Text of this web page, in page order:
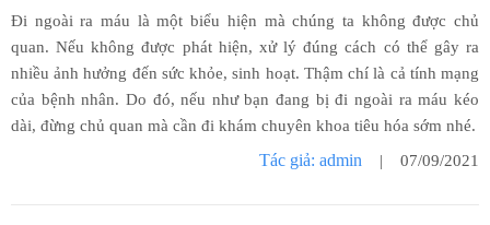
Đi ngoài ra máu là một biểu hiện mà chúng ta không được chủ
quan. Nếu không được phát hiện, xử lý đúng cách có thể gây ra
nhiều ảnh hưởng đến sức khỏe, sinh hoạt. Thậm chí là cả tính mạng
của bệnh nhân. Do đó, nếu như bạn đang bị đi ngoài ra máu kéo
dài, đừng chủ quan mà cần đi khám chuyên khoa tiêu hóa sớm nhé.
Tác giả: admin | 07/09/2021